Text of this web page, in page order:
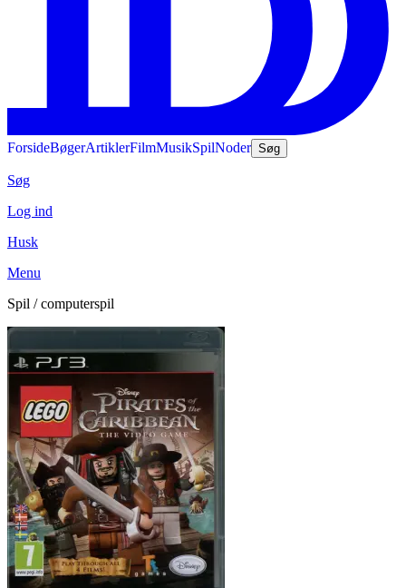
ForsideBøgerArtiklerFilmMusikSpilNoder Søg
Søg
Log ind
Husk
Menu
Spil / computerspil